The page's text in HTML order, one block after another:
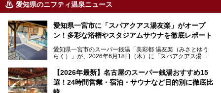
愛知県のニフティ温泉ニュース
愛知県一宮市に「スパアクアス湯友楽」がオープ
ン！多彩な浴槽やスタジアムサウナを徹底レポート
愛知県一宮市のスーパー銭湯「美彩都 湯友楽（みさとゆう
らく）」が、2026年6月18日（木）に「スパアクアス湯友
この地で30年にわたり愛され続けてきた施設だからこそ、
地元住民をはじめオープンを待ちわびている人も多いのでは
ないでしょうか。
【2026年最新】名古屋のスーパー銭湯おすすめ15
選！24時間営業・宿泊・サウナなど目的別に徹底比